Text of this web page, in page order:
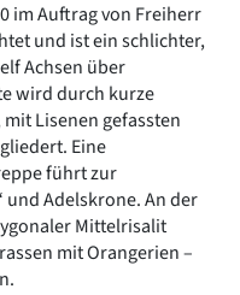
im Auftrag von Freiherr
und ist ein schlichter,
Achsen über
wird durch kurze
Lisenen gefassten
Eine
führt zur
und Adelskrone. An der
Mittelrisalit
mit Orangerien –